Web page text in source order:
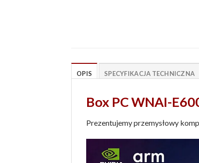
OPIS SPECYFIKACJA TECHNICZNA
Box PC WNAI-
Prezentujemy przemysłowy